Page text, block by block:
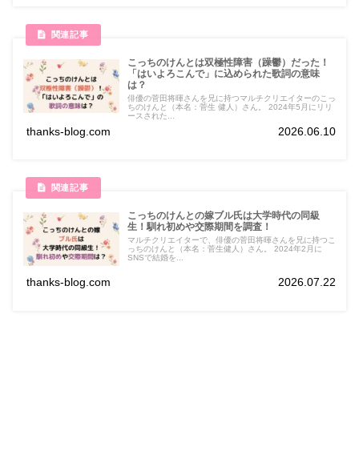
こっちのけんとは双極性障害（躁鬱）だった！
「はいよろこんで」に込められた歌詞の意味
は？
俳優の菅田将暉さんを兄に持つマルチクリエイターのこっ
ちのけんと（本名：菅生 健人）さん。 2024年5月にリリ
ースされた...
thanks-blog.com 2026.06.10
こっちのけんとの嫁ブル氏は大学時代の同級
生！馴れ初めや交際期間を調査！
マルチクリエイターで、俳優の菅田将暉さんを兄に持つこ
っちのけんと（本名：菅生健人）さん。 2024年2月に
SNSで結婚を...
thanks-blog.com 2026.07.22